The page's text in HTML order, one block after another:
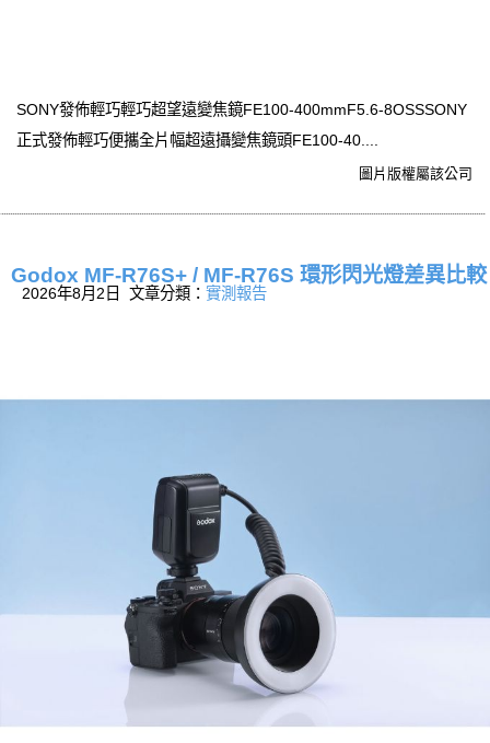
SONY發佈輕巧輕巧超望遠變焦鏡FE100-400mmF5.6-8OSSSONY
正式發佈輕巧便攜全片幅超遠攝變焦鏡頭FE100-40....
圖片版權屬該公司
Godox MF-R76S+ / MF-R76S 環形閃光燈差異比較
2026年8月2日 文章分類： 實測報告